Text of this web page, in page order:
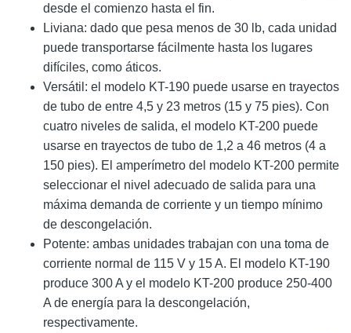
desde el comienzo hasta el fin.
Liviana: dado que pesa menos de 30 lb, cada unidad
puede transportarse fácilmente hasta los lugares
difíciles, como áticos.
Versátil: el modelo KT-190 puede usarse en trayectos
de tubo de entre 4,5 y 23 metros (15 y 75 pies). Con
cuatro niveles de salida, el modelo KT-200 puede
usarse en trayectos de tubo de 1,2 a 46 metros (4 a
150 pies). El amperímetro del modelo KT-200 permite
seleccionar el nivel adecuado de salida para una
máxima demanda de corriente y un tiempo mínimo
de descongelación.
Potente: ambas unidades trabajan con una toma de
corriente normal de 115 V y 15 A. El modelo KT-190
produce 300 A y el modelo KT-200 produce 250-400
A de energía para la descongelación,
respectivamente.